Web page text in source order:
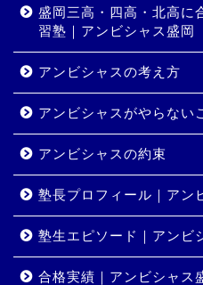
盛岡三高・四高・北高に
習塾｜アンビシャス盛岡
アンビシャスの考え方
アンビシャスがやらない
アンビシャスの約束
塾長プロフィール｜アン
塾生エピソード｜アンビ
合格実績｜アンビシャス